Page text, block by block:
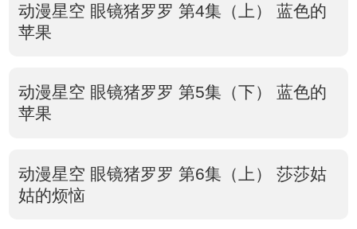
动漫星空 眼镜猪罗罗 第4集（上） 蓝色的
苹果
动漫星空 眼镜猪罗罗 第5集（下） 蓝色的
苹果
动漫星空 眼镜猪罗罗 第6集（上） 莎莎姑
姑的烦恼